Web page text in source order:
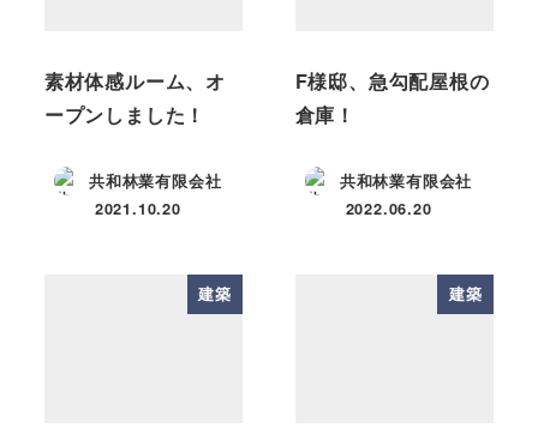
素材体感ルーム、オ
ープンしました！
共和林業有限会社
投稿日
2021.10.20
F様邸、急勾配屋根の
倉庫！
共和林業有限会社
投稿日
2022.06.20
建築 建築